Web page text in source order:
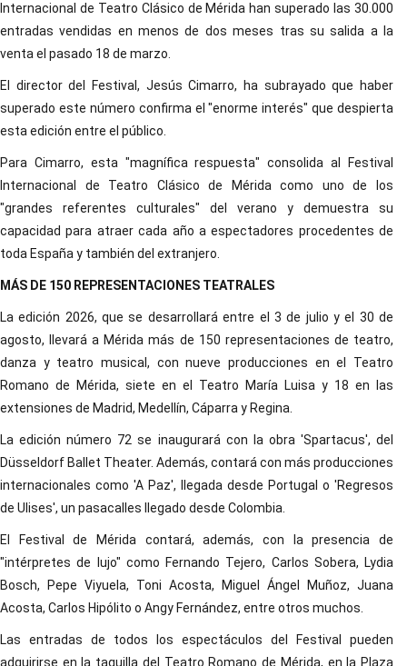
Internacional de Teatro Clásico de Mérida han superado las 30.000
entradas vendidas en menos de dos meses tras su salida a la
venta el pasado 18 de marzo.
El director del Festival, Jesús Cimarro, ha subrayado que haber
superado este número confirma el "enorme interés" que despierta
esta edición entre el público.
Para Cimarro, esta "magnífica respuesta" consolida al Festival
Internacional de Teatro Clásico de Mérida como uno de los
"grandes referentes culturales" del verano y demuestra su
capacidad para atraer cada año a espectadores procedentes de
toda España y también del extranjero.
MÁS DE 150 REPRESENTACIONES TEATRALES
La edición 2026, que se desarrollará entre el 3 de julio y el 30 de
agosto, llevará a Mérida más de 150 representaciones de teatro,
danza y teatro musical, con nueve producciones en el Teatro
Romano de Mérida, siete en el Teatro María Luisa y 18 en las
extensiones de Madrid, Medellín, Cáparra y Regina.
La edición número 72 se inaugurará con la obra 'Spartacus', del
Düsseldorf Ballet Theater. Además, contará con más producciones
internacionales como 'A Paz', llegada desde Portugal o 'Regresos
de Ulises', un pasacalles llegado desde Colombia.
El Festival de Mérida contará, además, con la presencia de
"intérpretes de lujo" como Fernando Tejero, Carlos Sobera, Lydia
Bosch, Pepe Viyuela, Toni Acosta, Miguel Ángel Muñoz, Juana
Acosta, Carlos Hipólito o Angy Fernández, entre otros muchos.
Las entradas de todos los espectáculos del Festival pueden
adquirirse en la taquilla del Teatro Romano de Mérida, en la Plaza